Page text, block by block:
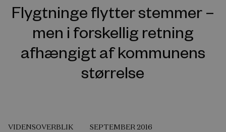
Flygtninge flytter stemmer –
men i forskellig retning
afhængigt af kommunens
størrelse
VIDENSOVERBLIK SEPTEMBER 2016